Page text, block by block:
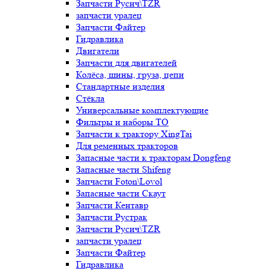
Запчасти Русич\TZR
запчасти уралец
Запчасти Файтер
Гидравлика
Двигатели
Запчасти для двигателей
Колёса, шины, груза, цепи
Стандартные изделия
Стёкла
Универсальные комплектующие
Фильтры и наборы ТО
Запчасти к трактору XingTai
Для ременных тракторов
Запасные части к тракторам Dongfeng
Запасные части Shifeng
Запчасти Foton\Lovol
Запасные части Скаут
Запчасти Кентавр
Запчасти Рустрак
Запчасти Русич\TZR
запчасти уралец
Запчасти Файтер
Гидравлика